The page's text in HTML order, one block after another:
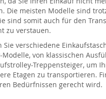
Die meisten Modelle sind
sind somit auch für den
zu verstauen.
Sie verschiedene
Modelle, von klassischen
Treppensteiger, um
Etagen zu transportieren.
Bedürfnissen gerecht wird.